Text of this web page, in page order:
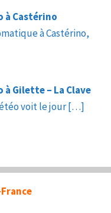
à Castérino
à Castérino,
à Gilette – La Clave
voit le jour[…]